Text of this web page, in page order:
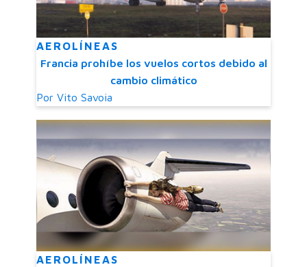
AEROLÍNEAS
Francia prohíbe los vuelos cortos debido al
cambio climático
Por Vito Savoia
AEROLÍNEAS